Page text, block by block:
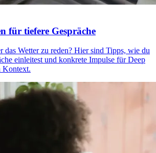
für tiefere Gespräche
das Wetter zu reden? Hier sind Tipps, wie du
einleitest und konkrete Impulse für Deep
Kontext.